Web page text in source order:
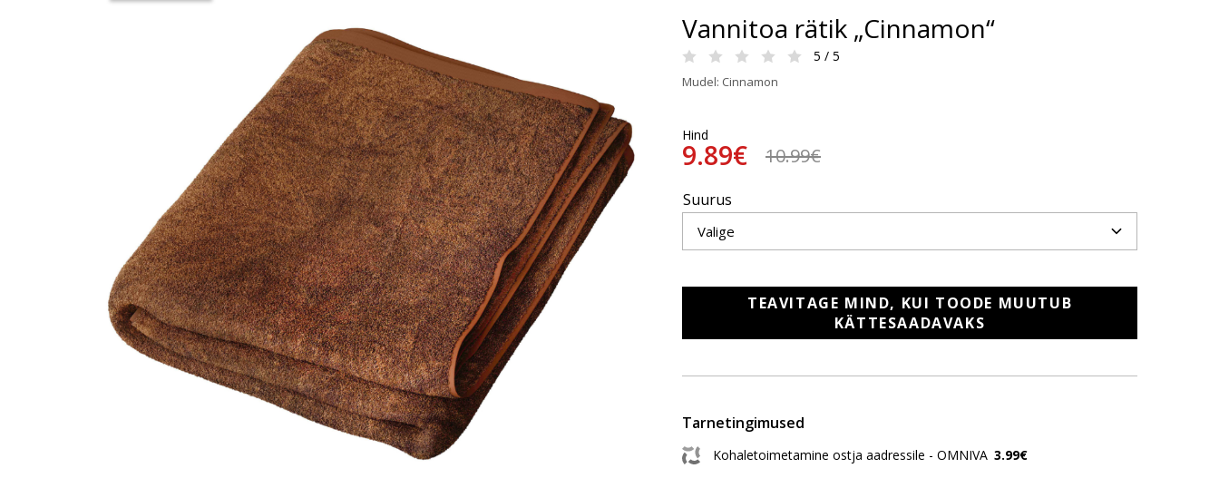
Vannitoa rätik „Cinnamon“
5 / 5
Mudel: Cinnamon
Hind
9.89€ 10.99€
Suurus
TEAVITAGE MIND, KUI TOODE MUUTUB
KÄTTESAADAVAKS
Tarnetingimused
Kohaletoimetamine ostja aadressile - OMNIVA 3.99€